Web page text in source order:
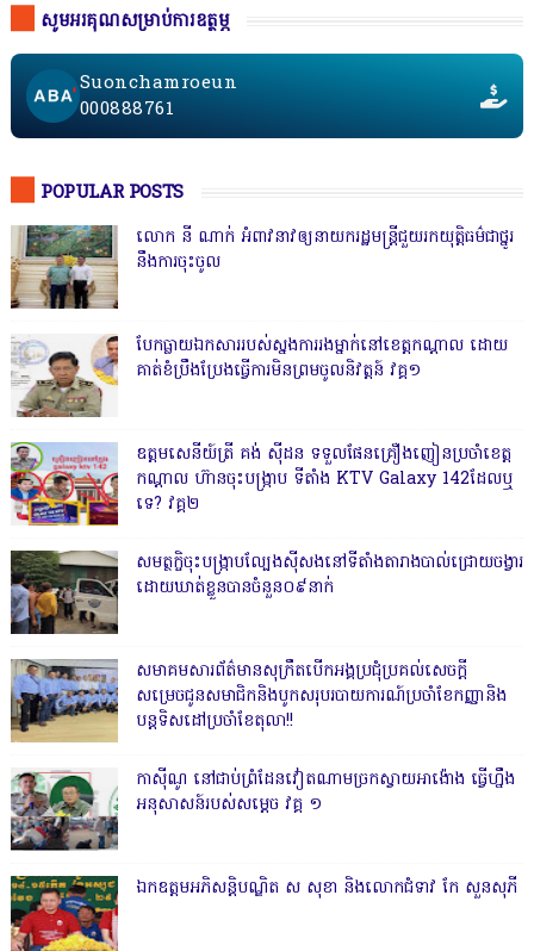
សូមអរគុណសម្រាប់ការឧត្ថម្ភ
Suonchamroeun
000888761
POPULAR POSTS
លោក នី ណាក់ អំពាវនាវឲ្យនាយករដ្ឋមន្ត្រីជួយរកយុត្តិធម៌ជាថ្នូរ
នឹងការចុះចូល
បែកធ្លាយឯកសាររបស់ស្នងការរងម្នាក់នៅខេត្តកណ្ដាល ដោយ
គាត់ខំប្រឹងប្រែងធ្វើការមិនព្រមចូលនិវត្តន៍ វគ្គ១
ឧត្តមសេនីយ៍ត្រី គង់ ស៊ីដន ទទួលផែនគ្រឿងញៀនប្រចាំខេត្ត
កណ្តាល ហ៊ានចុះបង្ក្រាប ទីតាំង KTV Galaxy 142ដែលឬ
ទេ? វគ្គ២
សមត្ថកិ្ចចុះបង្ក្រាបល្បែងស៊ីសងនៅទីតាំងតារាងបាល់ជ្រោយចង្វារ
ដោយឃាត់ខ្លួនបានចំនួន០៩នាក់
សមាគមសារព័ត៌មានសុក្រឹតបើកអង្គប្រជុំប្រគល់សេចក្តី
សម្រេចជូនសមាជិកនិងបូកសរុបរបាយការណ៍ប្រចាំខែកញ្ញានិង
បន្តទិសដៅប្រចាំខែតុលា!!
កាសុីណូ នៅជាប់ព្រំដែនវៀតណាមច្រកស្វាយអាង៉ោង ធ្វើហ្នឹង
អនុសាសន៍របស់សម្ដេច វគ្គ ១
ឯកឧត្តមអភិសន្តិបណ្ឌិត ស សុខា និងលោកជំទាវ កែ សួនសុភី